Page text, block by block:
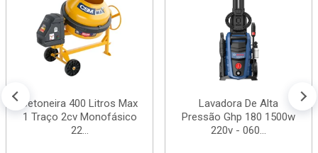
Betoneira 400 Litros Max
1 Traço 2cv Monofásico
22...
Lavadora De Alta
Pressão Ghp 180 1500w
220v - 060...